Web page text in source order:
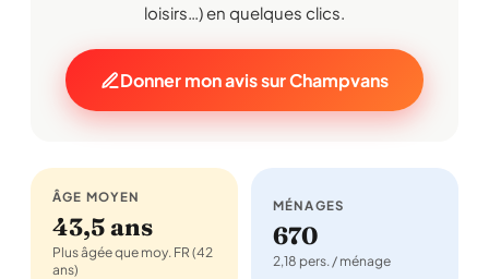
loisirs…) en quelques clics.
Donner mon avis sur Champvans
ÂGE MOYEN
43,5 ans
Plus âgée que moy. FR (42
ans)
MÉNAGES
670
2,18 pers. / ménage